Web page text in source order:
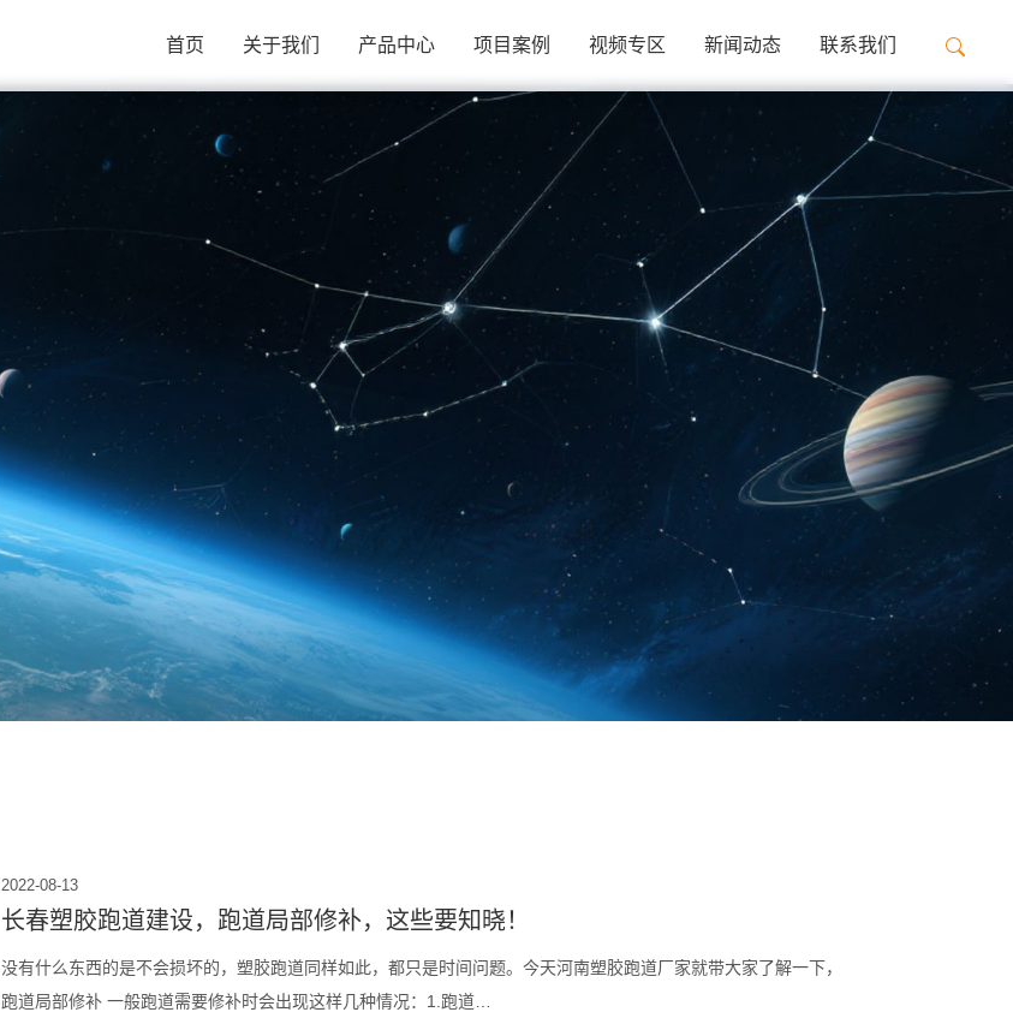
首页 关于我们 产品中心 项目案例 视频专区 新闻动态 联系我们
2022-08-13
长春塑胶跑道建设，跑道局部修补，这些要知晓！
没有什么东西的是不会损坏的，塑胶跑道同样如此，都只是时间问题。今天河南塑胶跑道厂家就带大家了解一下，
跑道局部修补 一般跑道需要修补时会出现这样几种情况：1.跑道…